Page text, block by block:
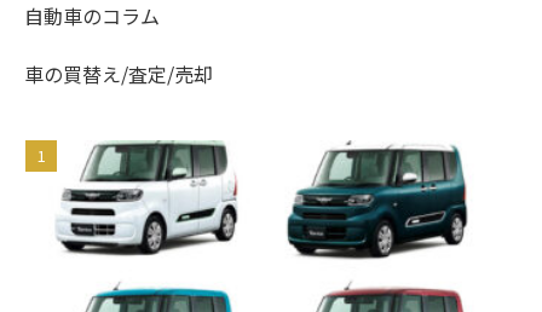
自動車のコラム
車の買替え/査定/売却